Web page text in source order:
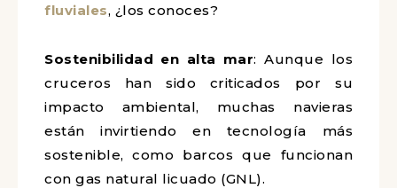
fluviales, ¿los conoces?
Sostenibilidad en alta mar: Aunque los
cruceros han sido criticados por su
impacto ambiental, muchas navieras
están invirtiendo en tecnología más
sostenible, como barcos que funcionan
con gas natural licuado (GNL).